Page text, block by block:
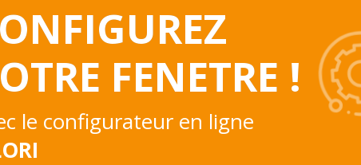
FENETRE !
le configurateur en ligne